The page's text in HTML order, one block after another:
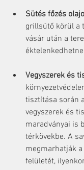
Sütés főzés
grillsütő körül a
vásár után a
Vegyszerek és
tisztítása során
vegyszerek és
maradványai is
térkövekbe. A
megmarhatják
felületét,